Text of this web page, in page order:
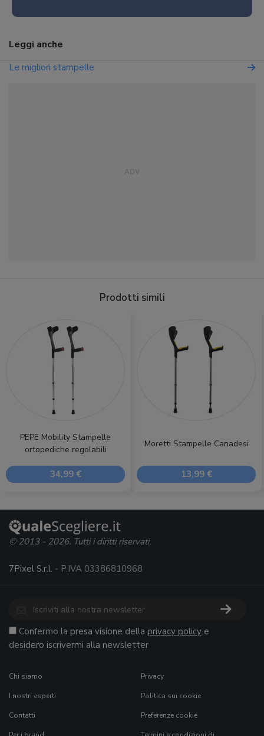
Leggi anche
Le migliori stampelle
Prodotti simili
PEPE Mobility Stampelle
ortopediche regolabili
34,99 €
Moretti Stampelle Canadesi
13,99 €
© 2013 - 2026. Tutti i diritti riservati.
7Pixel S.r.l. - P.IVA 03386810968
Confermo la presa visione della privacy policy e
desidero iscrivermi alla newsletter
Chi siamo
I nostri esperti
Contatti
Privacy
Politica sui cookie
Preferenze cookie